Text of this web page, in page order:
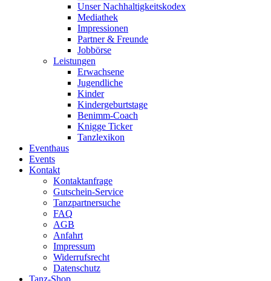
Unser Nachhaltigkeitskodex
Mediathek
Impressionen
Partner & Freunde
Jobbörse
Leistungen
Erwachsene
Jugendliche
Kinder
Kindergeburtstage
Benimm-Coach
Knigge Ticker
Tanzlexikon
Eventhaus
Events
Kontakt
Kontaktanfrage
Gutschein-Service
Tanzpartnersuche
FAQ
AGB
Anfahrt
Impressum
Widerrufsrecht
Datenschutz
Tanz-Shop